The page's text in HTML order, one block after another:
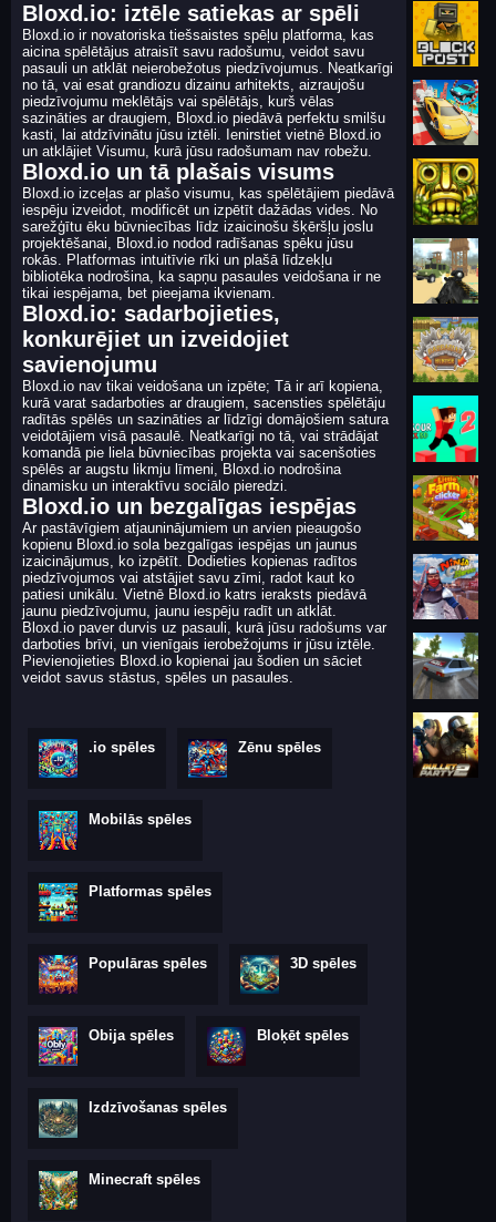
Bloxd.io: iztēle satiekas ar spēli
Bloxd.io ir novatoriska tiešsaistes spēļu platforma, kas
aicina spēlētājus atraisīt savu radošumu, veidot savu
pasauli un atklāt neierobežotus piedzīvojumus. Neatkarīgi
no tā, vai esat grandiozu dizainu arhitekts, aizraujošu
piedzīvojumu meklētājs vai spēlētājs, kurš vēlas
sazināties ar draugiem, Bloxd.io piedāvā perfektu smilšu
kasti, lai atdzīvinātu jūsu iztēli. Ienirstiet vietnē Bloxd.io
un atklājiet Visumu, kurā jūsu radošumam nav robežu.
Bloxd.io un tā plašais visums
Bloxd.io izceļas ar plašo visumu, kas spēlētājiem piedāvā
iespēju izveidot, modificēt un izpētīt dažādas vides. No
sarežģītu ēku būvniecības līdz izaicinošu šķēršļu joslu
projektēšanai, Bloxd.io nodod radīšanas spēku jūsu
rokās. Platformas intuitīvie rīki un plašā līdzekļu
bibliotēka nodrošina, ka sapņu pasaules veidošana ir ne
tikai iespējama, bet pieejama ikvienam.
Bloxd.io: sadarbojieties,
konkurējiet un izveidojiet
savienojumu
Bloxd.io nav tikai veidošana un izpēte; Tā ir arī kopiena,
kurā varat sadarboties ar draugiem, sacensties spēlētāju
radītās spēlēs un sazināties ar līdzīgi domājošiem satura
veidotājiem visā pasaulē. Neatkarīgi no tā, vai strādājat
komandā pie liela būvniecības projekta vai sacenšoties
spēlēs ar augstu likmju līmeni, Bloxd.io nodrošina
dinamisku un interaktīvu sociālo pieredzi.
Bloxd.io un bezgalīgas iespējas
Ar pastāvīgiem atjauninājumiem un arvien pieaugošo
kopienu Bloxd.io sola bezgalīgas iespējas un jaunus
izaicinājumus, ko izpētīt. Dodieties kopienas radītos
piedzīvojumos vai atstājiet savu zīmi, radot kaut ko
patiesi unikālu. Vietnē Bloxd.io katrs ieraksts piedāvā
jaunu piedzīvojumu, jaunu iespēju radīt un atklāt.
Bloxd.io paver durvis uz pasauli, kurā jūsu radošums var
darboties brīvi, un vienīgais ierobežojums ir jūsu iztēle.
Pievienojieties Bloxd.io kopienai jau šodien un sāciet
veidot savus stāstus, spēles un pasaules.
.io spēles Zēnu spēles
Mobilās spēles
Platformas spēles
Populāras spēles 3D spēles
Obija spēles Bloķēt spēles
Izdzīvošanas spēles
Minecraft spēles